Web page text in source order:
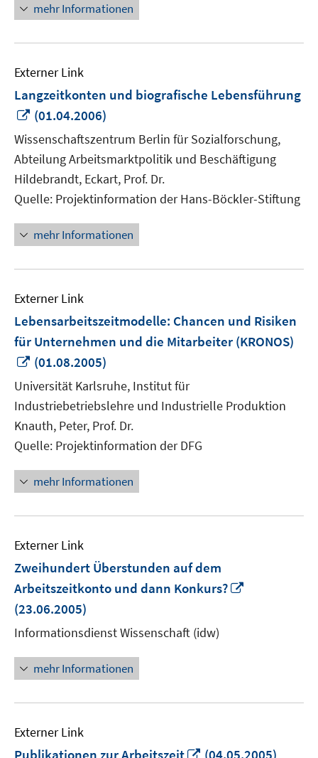
mehr Informationen
Externer Link
Langzeitkonten und biografische Lebensführung
In
neuem
Fenster
öffnen
(01.04.2006)
Wissenschaftszentrum Berlin für Sozialforschung,
Abteilung Arbeitsmarktpolitik und Beschäftigung
Hildebrandt, Eckart, Prof. Dr.
Quelle: Projektinformation der Hans-Böckler-Stiftung
mehr Informationen
Externer Link
Lebensarbeitszeitmodelle: Chancen und Risiken
für Unternehmen und die Mitarbeiter (KRONOS)
In
neuem
Fenster
öffnen
(01.08.2005)
Universität Karlsruhe, Institut für
Industriebetriebslehre und Industrielle Produktion
Knauth, Peter, Prof. Dr.
Quelle: Projektinformation der DFG
mehr Informationen
Externer Link
Zweihundert Überstunden auf dem
Arbeitszeitkonto und dann Konkurs?
(23.06.2005)
Informationsdienst Wissenschaft (idw)
mehr Informationen
Externer Link
Publikationen zur Arbeitszeit In
(04.05.2005)